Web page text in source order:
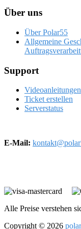
Über uns
Über Polar55
Allgemeine
Support
Videoanleitungen
Ticket erstellen
Serverstatus
E-Mail:
Alle Preise verstehen
Copyright © 2026